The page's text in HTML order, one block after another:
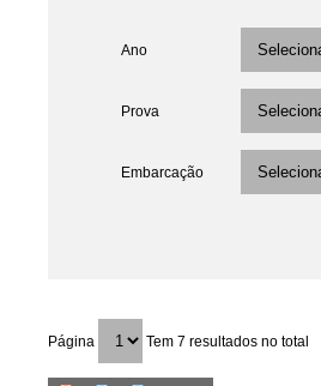
Ano
Prova
Embarcação
Página Tem 7 resultados no total